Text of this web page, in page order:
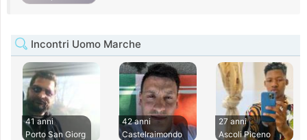
Incontri Uomo Marche
41 anni
Porto San Giorg
42 anni
Castelraimondo
27 anni
Ascoli Piceno